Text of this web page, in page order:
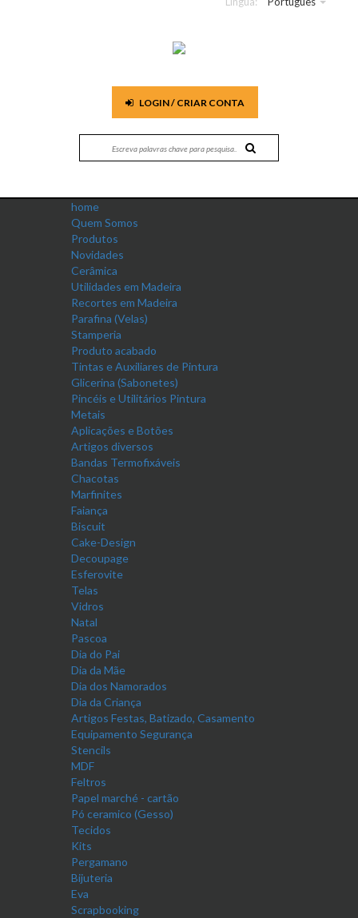
LOGIN / CRIAR CONTA
home
Quem Somos
Produtos
Novidades
Cerâmica
Utilidades em Madeira
Recortes em Madeira
Parafina (Velas)
Stamperia
Produto acabado
Tintas e Auxiliares de Pintura
Glicerina (Sabonetes)
Pincéis e Utilitários Pintura
Metais
Aplicações e Botões
Artigos diversos
Bandas Termofixáveis
Chacotas
Marfinites
Faiança
Biscuit
Cake-Design
Decoupage
Esferovite
Telas
Vidros
Natal
Pascoa
Dia do Pai
Dia da Mãe
Dia dos Namorados
Dia da Criança
Artigos Festas, Batizado, Casamento
Equipamento Segurança
Stencils
MDF
Feltros
Papel marché - cartão
Pó ceramico (Gesso)
Tecidos
Kits
Pergamano
Bijuteria
Eva
Scrapbooking